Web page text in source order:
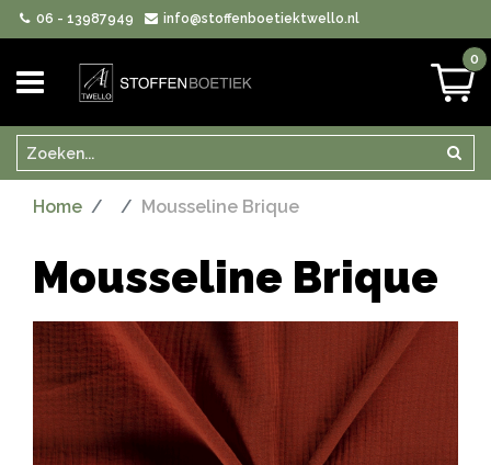
06 - 13987949 info@stoffenboetiektwello.nl
0
Zoeken
Home Mousseline Brique
Mousseline Brique